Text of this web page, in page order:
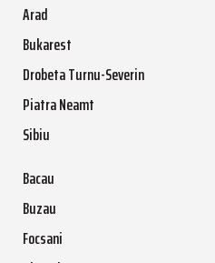
Arad
Bukarest
Drobeta Turnu-Severin
Piatra Neamt
Sibiu
Bacau
Buzau
Focsani